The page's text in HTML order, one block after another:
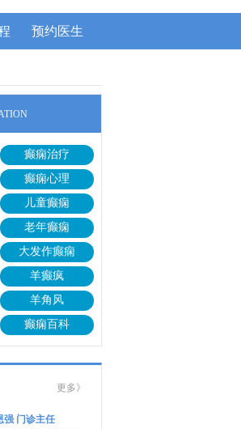
预约医生
癫痫治疗
癫痫心理
儿童癫痫
老年癫痫
大发作癫痫
羊癫疯
羊角风
癫痫百科
更多》
强 门诊主任